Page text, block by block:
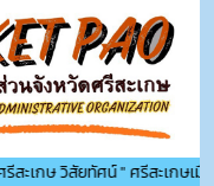
เกษ วิสัยทัศน์ " ศรีสะเกษเมื